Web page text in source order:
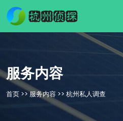
服务内容
首页 >>服务内容 >> 杭州私人调查